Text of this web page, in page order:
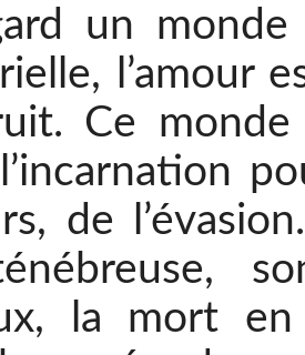
un monde
l’amour
Ce monde
de
la mort